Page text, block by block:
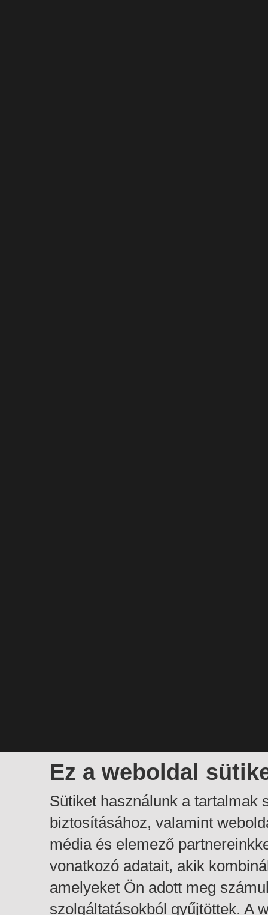
Ez a weboldal
Sütiket használunk a tartalmak
biztosításához, valamint
média és elemező
vonatkozó adatait, akik
amelyeket Ön adott meg
szolgáltatásokból gyűjtöttek. A